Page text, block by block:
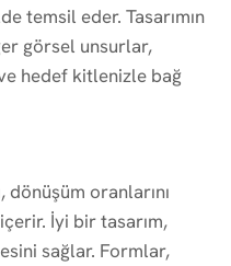
temsil eder. Tasarımın
görsel unsurlar,
hedef kitlenizle bağ
oranlarını
İyi bir tasarım,
sağlar. Formlar,